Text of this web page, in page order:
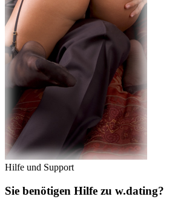
Hilfe und Support
Sie benötigen Hilfe zu w.dating?